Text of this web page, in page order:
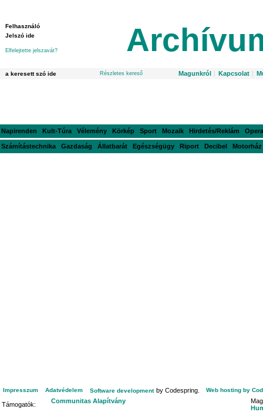
Elfelejtette jelszavát?
Részletes kereső Magunkról | Kapcsolat |
Napirenden Kult-Túra Vélemény Körkép Sport Mozaik Hirdetés/Reklám Opera
Számítástechnika Gazdaság Állatbarát Egészségügy Riport Decibel Motorház
Impresszum Adatvédelem Software development by Codespring. Web hosting by
Támogatók: Communitas Alapítvány